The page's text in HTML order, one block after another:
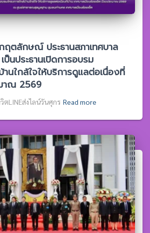
ฤตลักษณ์ ประธานสภาเทศบาล
ป็นประธานเปิดการอบรม
านใกล้ใจให้บริการดูแลต่อเนื่องที่
าณ 2569
ตLINEส่งไลน์วันศุกร Read more